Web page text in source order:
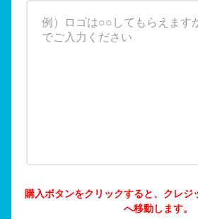
購入ボタンをクリックすると、クレジ
へ移動します。